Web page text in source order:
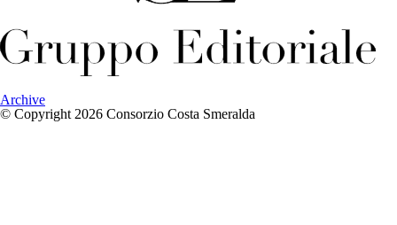
Archive
© Copyright 2026 Consorzio Costa Smeralda